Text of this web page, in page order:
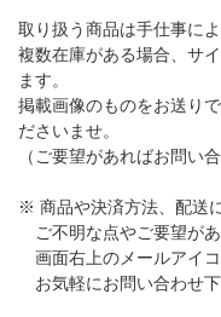
取り扱う商品は手仕事によ
複数在庫がある場合、サ
ます。
掲載画像のものをお送り
ださいませ。
（ご要望があればお問い
※ 商品や決済方法、配送
ご不明な点やご要望があ
画面右上のメールアイ
お気軽にお問い合わせ